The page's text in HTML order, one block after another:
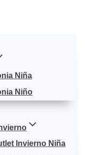
Niña
Niño
Invierno Niña